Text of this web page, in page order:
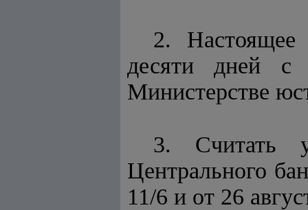
2. Настоящее
десяти дней с
Министерстве
3. Считать
Центрального
11/6 и от 26